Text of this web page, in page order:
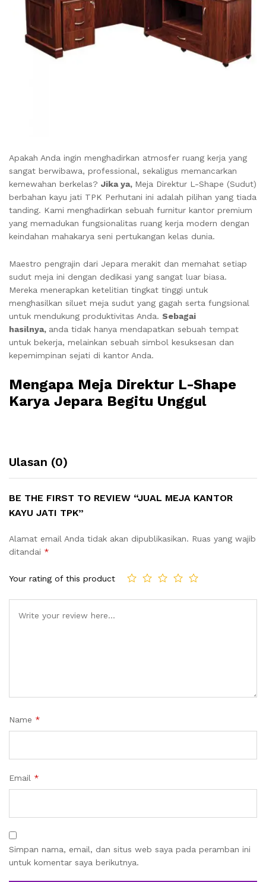
Apakah Anda ingin menghadirkan atmosfer ruang kerja yang
sangat berwibawa, professional, sekaligus memancarkan
kemewahan berkelas? Jika ya, Meja Direktur L-Shape (Sudut)
berbahan kayu jati TPK Perhutani ini adalah pilihan yang tiada
tanding. Kami menghadirkan sebuah furnitur kantor premium
yang memadukan fungsionalitas ruang kerja modern dengan
keindahan mahakarya seni pertukangan kelas dunia.
Maestro pengrajin dari Jepara merakit dan memahat setiap
sudut meja ini dengan dedikasi yang sangat luar biasa.
Mereka menerapkan ketelitian tingkat tinggi untuk
menghasilkan siluet meja sudut yang gagah serta fungsional
untuk mendukung produktivitas Anda. Sebagai
hasilnya, anda tidak hanya mendapatkan sebuah tempat
untuk bekerja, melainkan sebuah simbol kesuksesan dan
kepemimpinan sejati di kantor Anda.
Mengapa Meja Direktur L-Shape
Karya Jepara Begitu Unggul
Ulasan (0)
BE THE FIRST TO REVIEW “JUAL MEJA KANTOR
KAYU JATI TPK”
Alamat email Anda tidak akan dipublikasikan. Ruas yang wajib
ditandai *
Your rating of this product
Name *
Email *
Simpan nama, email, dan situs web saya pada peramban ini
untuk komentar saya berikutnya.